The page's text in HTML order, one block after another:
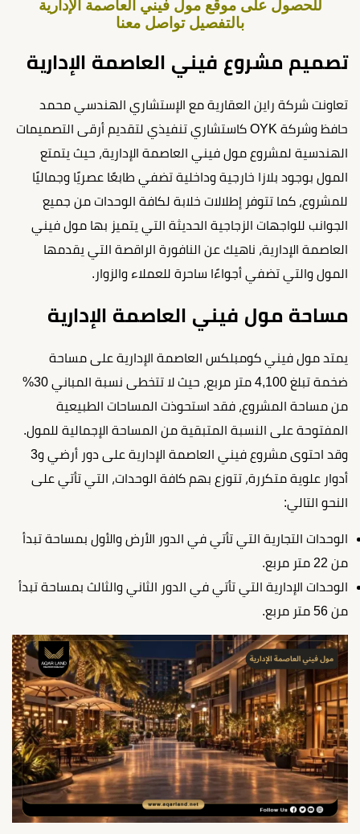
للحصول على موقع مول فيني العاصمة الإدارية
بالتفصيل تواصل معنا
تصميم مشروع فيني العاصمة الإدارية
تعاونت شركة راين العقارية مع الإستشاري الهندسي محمد
حافظ وشركة OYK كاستشاري تنفيذي لتقديم أرقى التصميمات
الهندسية لمشروع مول فيني العاصمة الإدارية، حيث يتمتع
المول بوجود بلازا خارجية وداخلية تضفي طابعًا عصريًا وجماليًا
للمشروع، كما تتوفر إطلالات خلابة لكافة الوحدات من جميع
الجوانب للواجهات الزجاجية الحديثة التي يتميز بها مول فيني
العاصمة الإدارية، ناهيك عن النافورة الراقصة التي يقدمها
المول والتي تضفي أجواءًا ساحرة للعملاء والزوار.
مساحة مول فيني العاصمة الإدارية
يمتد مول فيني كومبلكس العاصمة الإدارية على مساحة
ضخمة تبلغ 4,100 متر مربع، حيث لا تتخطى نسبة المباني 30%
من مساحة المشروع، فقد استحوذت المساحات الطبيعية
المفتوحة على النسبة المتبقية من المساحة الإجمالية للمول.
وقد احتوى مشروع فيني العاصمة الإدارية على دور أرضي و3
أدوار علوية متكررة، تتوزع بهم كافة الوحدات، التي تأتي على
النحو التالي:
الوحدات التجارية التي تأتي في الدور الأرض والأول بمساحة تبدأ
من 22 متر مربع.
الوحدات الإدارية التي تأتي في الدور الثاني والثالث بمساحة تبدأ
من 56 متر مربع.